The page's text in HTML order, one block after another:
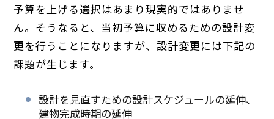
予算を上げる選択はあまり現実的ではありませ
ん。そうなると、当初予算に収めるための設計変
更を行うことになりますが、設計変更には下記の
課題が生じます。
設計を見直すための設計スケジュールの延伸、
建物完成時期の延伸